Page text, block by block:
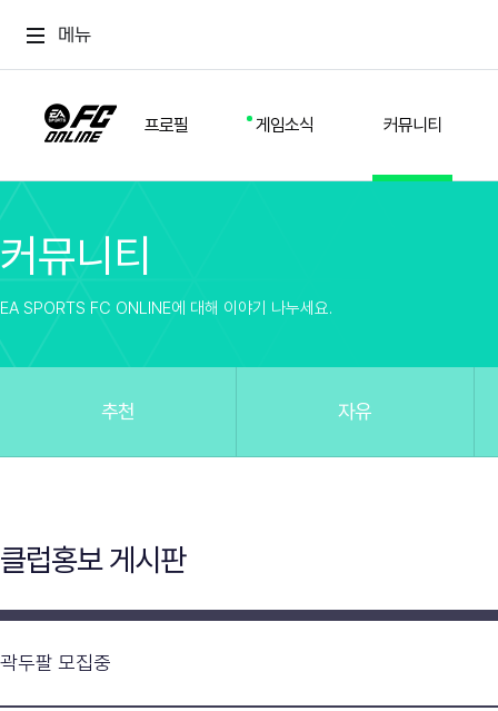
메뉴
프로필 게임소식 커뮤니티
스쿼드
커뮤니티
방명록
업데이트
유저 가이드
게임 플레이 버그 제보
커뮤니티
EA SPORTS FC ONLINE에 대해 이야기 나누세요.
추천 자유
클럽홍보 게시판
곽두팔 모집중